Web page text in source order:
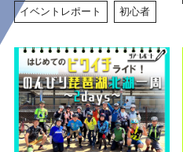
イベントレポート 初心者